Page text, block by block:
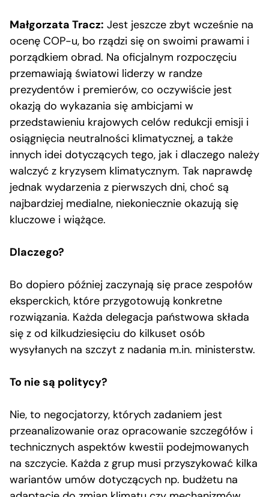
Małgorzata Tracz: Jest jeszcze zbyt wcześnie na
ocenę COP-u, bo rządzi się on swoimi prawami i
porządkiem obrad. Na oficjalnym rozpoczęciu
przemawiają światowi liderzy w randze
prezydentów i premierów, co oczywiście jest
okazją do wykazania się ambicjami w
przedstawieniu krajowych celów redukcji emisji i
osiągnięcia neutralności klimatycznej, a także
innych idei dotyczących tego, jak i dlaczego należy
walczyć z kryzysem klimatycznym. Tak naprawdę
jednak wydarzenia z pierwszych dni, choć są
najbardziej medialne, niekoniecznie okazują się
kluczowe i wiążące.
Dlaczego?
Bo dopiero później zaczynają się prace zespołów
eksperckich, które przygotowują konkretne
rozwiązania. Każda delegacja państwowa składa
się z od kilkudziesięciu do kilkuset osób
wysyłanych na szczyt z nadania m.in. ministerstw.
To nie są politycy?
Nie, to negocjatorzy, których zadaniem jest
przeanalizowanie oraz opracowanie szczegółów i
technicznych aspektów kwestii podejmowanych
na szczycie. Każda z grup musi przyszykować kilka
wariantów umów dotyczących np. budżetu na